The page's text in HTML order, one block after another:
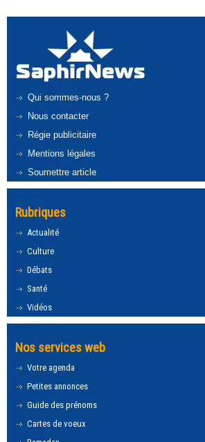
Qui sommes-nous ?
Nous contacter
Régie publicitaire
Mentions légales
Soumettre article
Rubriques
Actualité
Culture
Débats
Santé
Vidéos
Nos services web
Votre agenda
Petites annonces
Guide des prénoms
Cartes de voeux